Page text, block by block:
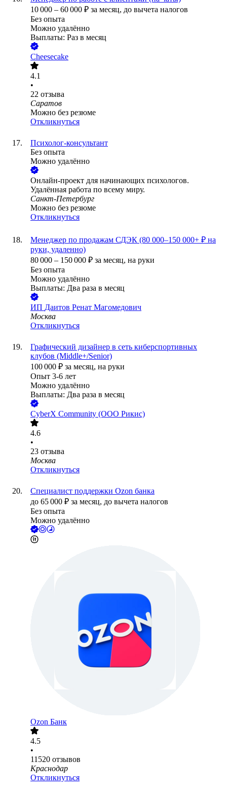
10 000 – 60 000 ₽ за месяц, до вычета налогов
Без опыта
Можно удалённо
Выплаты: Раз в месяц
Cheesecake
4.1
•
22 отзыва
Саратов
Можно без резюме
Откликнуться
Психолог-консультант
Без опыта
Можно удалённо
Онлайн-проект для начинающих психологов.
Удалённая работа по всему миру.
Санкт-Петербург
Можно без резюме
Откликнуться
Менеджер по продажам СДЭК (80 000–150 000+ ₽ на
руки, удаленно)
80 000 – 150 000 ₽ за месяц, на руки
Без опыта
Можно удалённо
Выплаты: Два раза в месяц
ИП Даитов Ренат Магомедович
Москва
Откликнуться
Графический дизайнер в сеть киберспортивных
клубов (Middle+/Senior)
100 000 ₽ за месяц, на руки
Опыт 3-6 лет
Можно удалённо
Выплаты: Два раза в месяц
CyberХ Community (ООО Рикис)
4.6
•
23 отзыва
Москва
Откликнуться
Специалист поддержки Ozon банка
до 65 000 ₽ за месяц, до вычета налогов
Без опыта
Можно удалённо
Ozon Банк
4.5
•
11520 отзывов
Краснодар
Откликнуться